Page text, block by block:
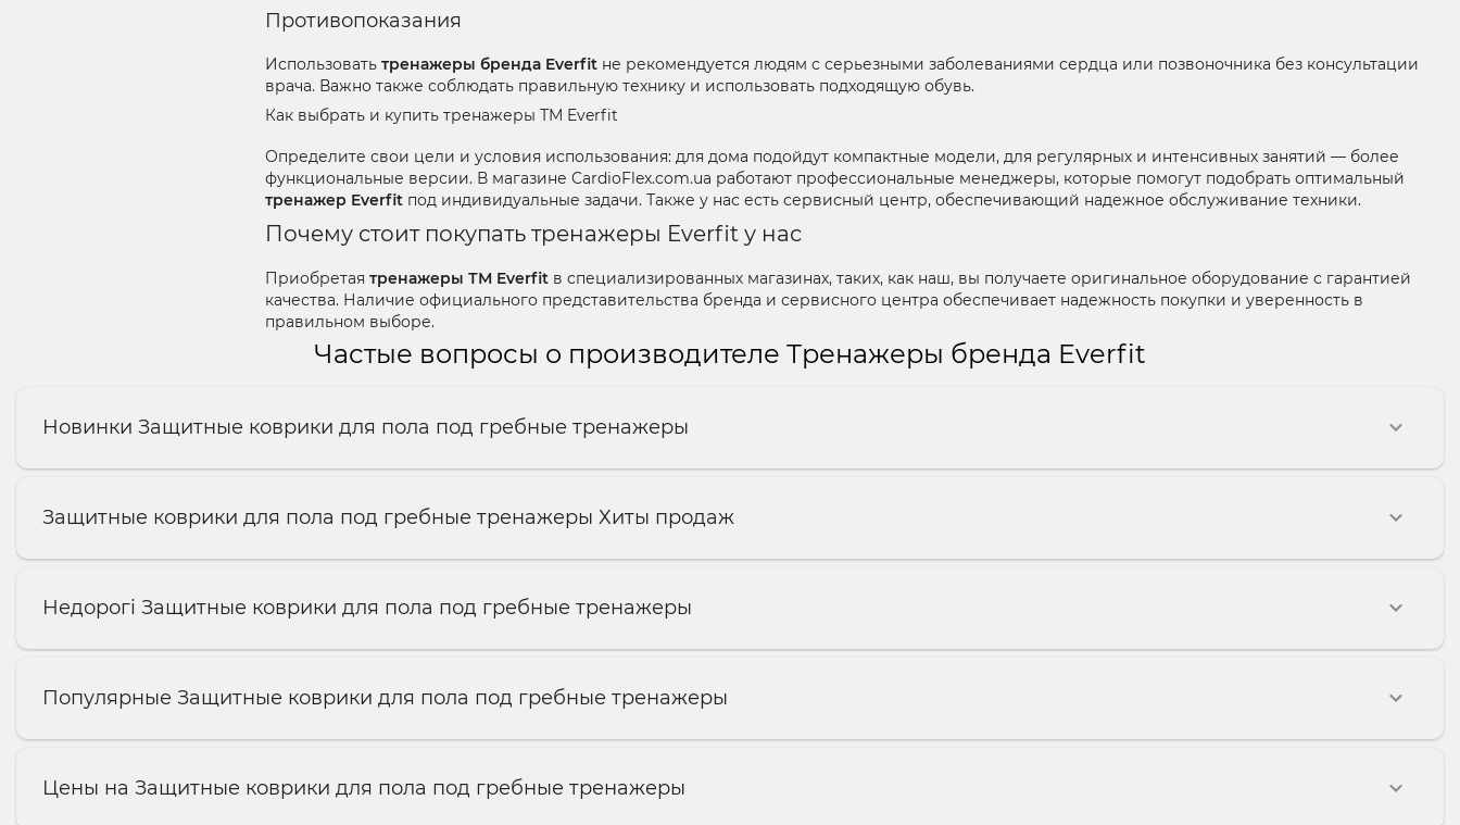
Противопоказания
Использовать тренажеры бренда Everfit не рекомендуется людям с серьезными заболеваниями сердца или позвоночника без консультации
врача. Важно также соблюдать правильную технику и использовать подходящую обувь.
Как выбрать и купить тренажеры ТМ Everfit
Определите свои цели и условия использования: для дома подойдут компактные модели, для регулярных и интенсивных занятий — более
функциональные версии. В магазине CardioFlex.com.ua работают профессиональные менеджеры, которые помогут подобрать оптимальный
тренажер Everfit под индивидуальные задачи. Также у нас есть сервисный центр, обеспечивающий надежное обслуживание техники.
Почему стоит покупать тренажеры Everfit у нас
Приобретая тренажеры ТМ Everfit в специализированных магазинах, таких, как наш, вы получаете оригинальное оборудование с гарантией
качества. Наличие официального представительства бренда и сервисного центра обеспечивает надежность покупки и уверенность в
правильном выборе.
Частые вопросы о производителе Тренажеры бренда Everfit
Новинки Защитные коврики для пола под гребные тренажеры
Защитные коврики для пола под гребные тренажеры Хиты продаж
Недорогі Защитные коврики для пола под гребные тренажеры
Популярные Защитные коврики для пола под гребные тренажеры
Цены на Защитные коврики для пола под гребные тренажеры